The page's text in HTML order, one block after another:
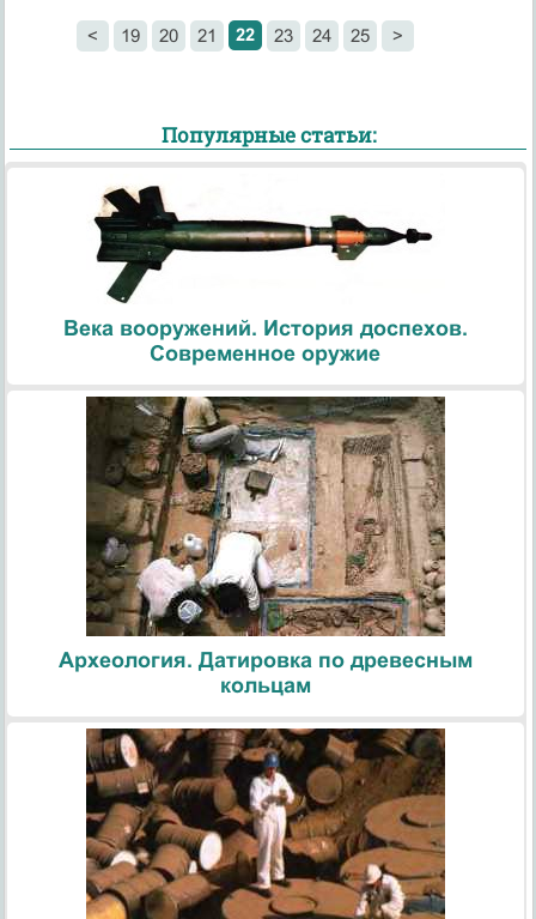
< 19 20 21 22 23 24 25 >
Популярные статьи:
Века вооружений. История доспехов.
Современное оружие
Археология. Датировка по древесным
кольцам